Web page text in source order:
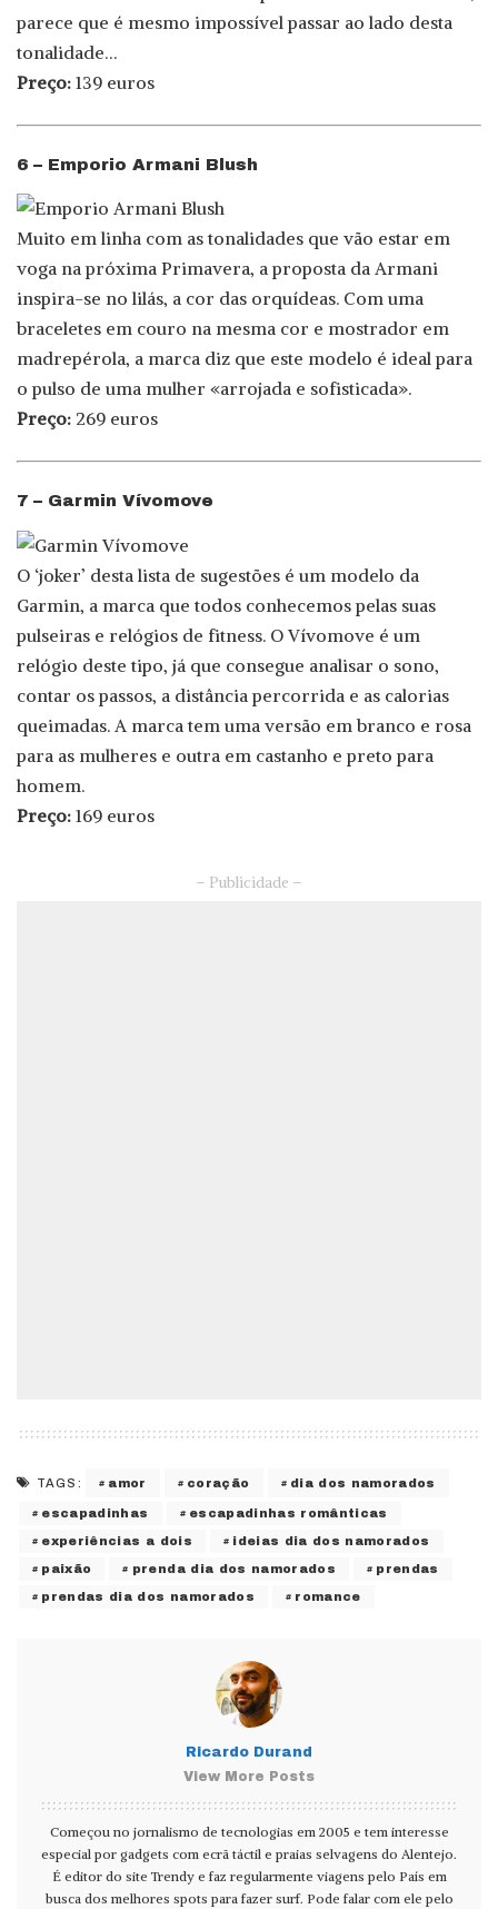
parece que é mesmo impossível passar ao lado desta
tonalidade…
Preço: 139 euros
6 – Emporio Armani Blush
Muito em linha com as tonalidades que vão estar em
voga na próxima Primavera, a proposta da Armani
inspira-se no lilás, a cor das orquídeas. Com uma
braceletes em couro na mesma cor e mostrador em
madrepérola, a marca diz que este modelo é ideal para
o pulso de uma mulher «arrojada e sofisticada».
Preço: 269 euros
7 – Garmin Vívomove
O ‘joker’ desta lista de sugestões é um modelo da
Garmin, a marca que todos conhecemos pelas suas
pulseiras e relógios de fitness. O Vívomove é um
relógio deste tipo, já que consegue analisar o sono,
contar os passos, a distância percorrida e as calorias
queimadas. A marca tem uma versão em branco e rosa
para as mulheres e outra em castanho e preto para
homem.
Preço: 169 euros
– Publicidade –
TAGS: amor coração dia dos namorados
escapadinhas escapadinhas românticas
experiências a dois ideias dia dos namorados
paixão prenda dia dos namorados prendas
prendas dia dos namorados romance
Ricardo Durand
View More Posts
Começou no jornalismo de tecnologias em 2005 e tem interesse
especial por gadgets com ecrã táctil e praias selvagens do Alentejo.
É editor do site Trendy e faz regularmente viagens pelo País em
busca dos melhores spots para fazer surf. Pode falar com ele pelo